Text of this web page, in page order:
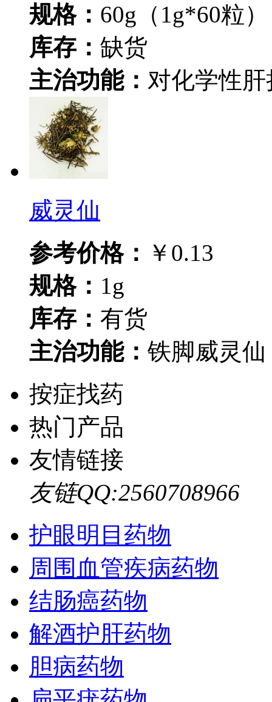
规格： 60g（1g*60粒）
库存： 缺货
主治功能： 对化学性
威灵仙
参考价格： ￥0.13
规格： 1g
库存： 有货
主治功能： 铁脚威灵
按症找药
热门产品
友情链接
友链QQ:2560708966
护眼明目药物
周围血管疾病药物
结肠癌药物
解酒护肝药物
胆病药物